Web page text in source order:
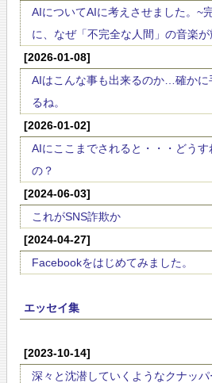
AIについてAIに考えさせました。~
に、なぜ「不完全な人間」の音楽が
[2026-01-08]
AIはこんな事も出来るのか…確かに
るね。
[2026-01-02]
AIにここまでされると・・・どうす
の？
[2024-06-03]
これがSNS詐欺か
[2024-04-27]
Facebookをはじめてみました。
エッセイ集
[2023-10-14]
深々と沈潜していくようなクナッ